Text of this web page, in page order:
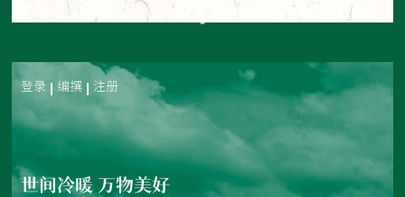
登录 编撰 注册
世间冷暖 万物美好